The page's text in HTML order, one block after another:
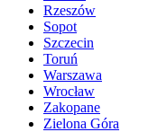
Rzeszów
Sopot
Szczecin
Toruń
Warszawa
Wrocław
Zakopane
Zielona Góra